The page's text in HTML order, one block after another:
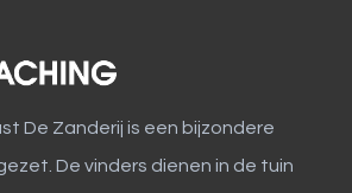
De Zanderij is een bijzondere
De vinders dienen in de tuin